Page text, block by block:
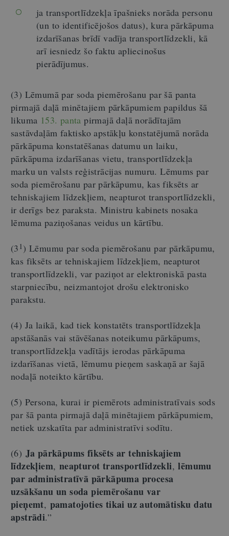
ja transportlīdzekļa īpašnieks norāda personu
(un to identificējošos datus), kura pārkāpuma
izdarīšanas brīdī vadīja transportlīdzekli, kā
arī iesniedz šo faktu apliecinošus
pierādījumus.
(3) Lēmumā par soda piemērošanu par šā panta
pirmajā daļā minētajiem pārkāpumiem papildus šā
likuma 153. pantapirmajā daļā norādītajām
sastāvdaļām faktisko apstākļu konstatējumā norāda
pārkāpuma konstatēšanas datumu un laiku,
pārkāpuma izdarīšanas vietu, transportlīdzekļa
marku un valsts reģistrācijas numuru. Lēmums par
soda piemērošanu par pārkāpumu, kas fiksēts ar
tehniskajiem līdzekļiem, neapturot transportlīdzekli,
ir derīgs bez paraksta. Ministru kabinets nosaka
lēmuma paziņošanas veidus un kārtību.
(3 1) Lēmumu par soda piemērošanu par pārkāpumu,
kas fiksēts ar tehniskajiem līdzekļiem, neapturot
transportlīdzekli, var paziņot ar elektroniskā pasta
starpniecību, neizmantojot drošu elektronisko
parakstu.
(4) Ja laikā, kad tiek konstatēts transportlīdzekļa
apstāšanās vai stāvēšanas noteikumu pārkāpums,
transportlīdzekļa vadītājs ierodas pārkāpuma
izdarīšanas vietā, lēmumu pieņem saskaņā ar šajā
nodaļā noteikto kārtību.
(5) Persona, kurai ir piemērots administratīvais sods
par šā panta pirmajā daļā minētajiem pārkāpumiem,
netiek uzskatīta par administratīvi sodītu.
(6) Ja pārkāpums fiksēts ar tehniskajiem
līdzekļiem, neapturot transportlīdzekli, lēmumu
par administratīvā pārkāpuma procesa
uzsākšanu un soda piemērošanu var
pieņemt, pamatojoties tikai uz automātisku datu
apstrādi.”